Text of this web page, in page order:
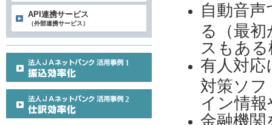
自動音
る（最
スもあ
有人対応
対策ソフ
イン情
金融機
API連携サービス
（外部連携サービス）